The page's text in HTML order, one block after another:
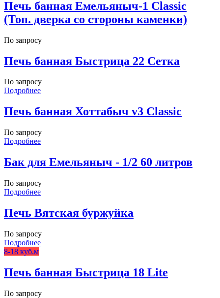
Печь банная Емельяныч-1 Сlassic
(Топ. дверка со стороны каменки)
По запросу
Печь банная Быстрица 22 Сетка
По запросу
Подробнее
Печь банная Хоттабыч v3 Сlassic
По запросу
Подробнее
Бак для Емельяныч - 1/2 60 литров
По запросу
Подробнее
Печь Вятская буржуйка
По запросу
Подробнее
8-18 куб.м
Печь банная Быстрица 18 Lite
По запросу